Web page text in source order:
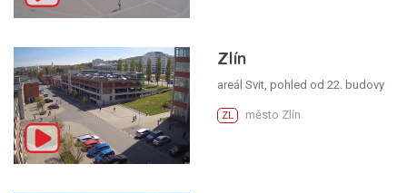
Zlín
areál Svit, pohled od 22. budovy
ZL město Zlín